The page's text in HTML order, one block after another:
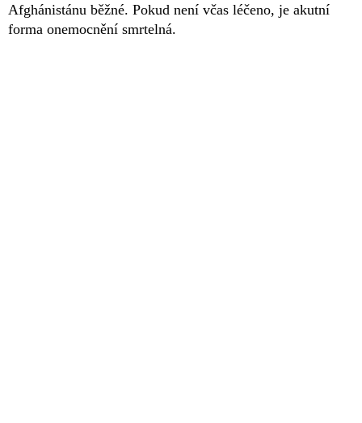
Afghánistánu běžné. Pokud není včas léčeno, je akutní
forma onemocnění smrtelná.